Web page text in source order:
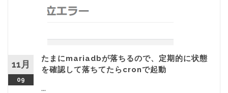
11月
09
たまにmariadbが落ちるので、定期的に状態
を確認して落ちてたらcronで起動
...